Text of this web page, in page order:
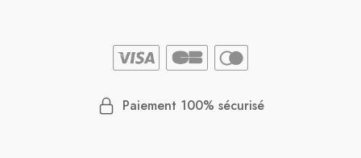
Paiement 100% sécurisé